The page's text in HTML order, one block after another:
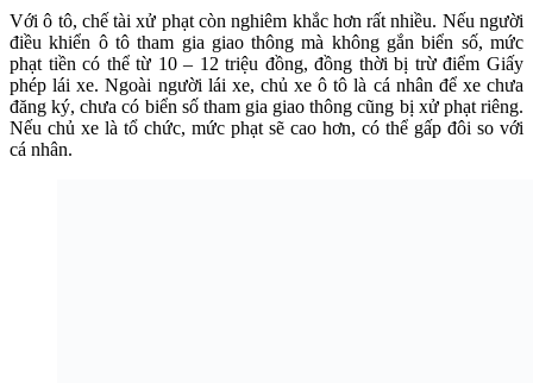
Với ô tô, chế tài xử phạt còn nghiêm khắc hơn rất nhiều. Nếu người
điều khiển ô tô tham gia giao thông mà không gắn biển số, mức
phạt tiền có thể từ 10 – 12 triệu đồng, đồng thời bị trừ điểm Giấy
phép lái xe. Ngoài người lái xe, chủ xe ô tô là cá nhân để xe chưa
đăng ký, chưa có biển số tham gia giao thông cũng bị xử phạt riêng.
Nếu chủ xe là tổ chức, mức phạt sẽ cao hơn, có thể gấp đôi so với
cá nhân.